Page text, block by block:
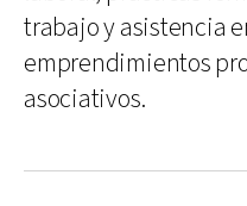
trabajo y asistencia
emprendimientos
asociativos.